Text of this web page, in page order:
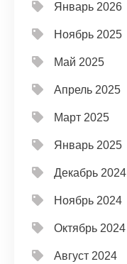
Январь 2026
Ноябрь 2025
Май 2025
Апрель 2025
Март 2025
Январь 2025
Декабрь 2024
Ноябрь 2024
Октябрь 2024
Август 2024